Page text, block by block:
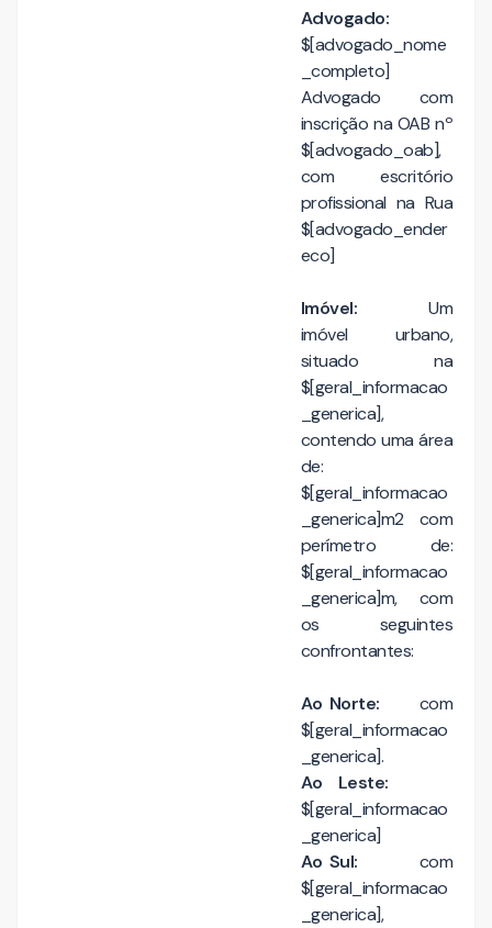
Advogado:
$[advogado_nome
_completo]
Advogado com
inscrição na OAB nº
$[advogado_oab],
com escritório
profissional na Rua
$[advogado_ender
eco]
Imóvel: Um
imóvel urbano,
situado na
$[geral_informacao
_generica],
contendo uma área
de:
$[geral_informacao
_generica]m2 com
perímetro de:
$[geral_informacao
_generica]m, com
os seguintes
confrontantes:
Ao Norte: com
$[geral_informacao
_generica].
Ao Leste:
$[geral_informacao
_generica]
Ao Sul: com
$[geral_informacao
_generica],